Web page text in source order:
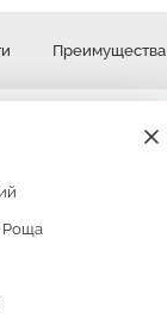
Роща
Преимущества